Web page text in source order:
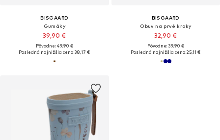
BISGAARD
Gumáky
39,90 €
Pôvodne: 49,90 €
Posledná najnižšia cena:38,17 €
BISGAARD
Obuv na prvé kroky
32,90 €
Pôvodne: 39,90 €
Posledná najnižšia cena:25,11 €